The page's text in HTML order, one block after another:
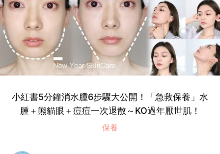
小紅書5分鐘消水腫6步驟大公開！「急救保養」水
腫＋熊貓眼＋痘痘一次退散～KO過年厭世肌！
保養